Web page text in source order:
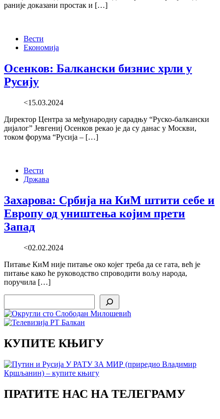
раније доказани простак и […]
Вести
Економија
Осенков: Балкански бизнис хрли у
Русију
<15.03.2024
Директор Центра за међународну сарадњу “Руско-балкански
дијалог” Јевгениј Осенков рекао је да су данас у Москви,
током форума “Русија – […]
Вести
Држава
Захарова: Србија на КиМ штити себе и
Европу од уништења којим прети
Запад
<02.02.2024
Питање КиМ није питање око којег треба да се гата, већ је
питање како ће руководство спроводити вољу народа,
поручила […]
КУПИТЕ КЊИГУ
ПРАТИТЕ НАС НА ТЕЛЕГРАМУ